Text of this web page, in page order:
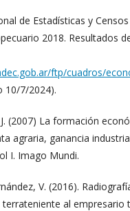
de Estadísticas y Censos
2018. Resultados
ftp/cuadros/
10/7/2024).
(2007) La formación
agraria, ganancia
I. Imago Mundi.
V. (2016).
al empresario